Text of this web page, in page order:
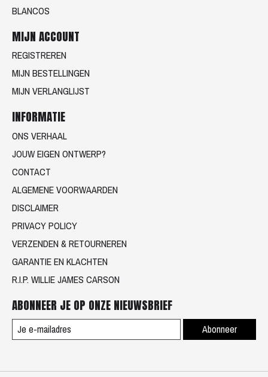
BLANCOS
MIJN ACCOUNT
REGISTREREN
MIJN BESTELLINGEN
MIJN VERLANGLIJST
INFORMATIE
ONS VERHAAL
JOUW EIGEN ONTWERP?
CONTACT
ALGEMENE VOORWAARDEN
DISCLAIMER
PRIVACY POLICY
VERZENDEN & RETOURNEREN
GARANTIE EN KLACHTEN
R.I.P. WILLIE JAMES CARSON
ABONNEER JE OP ONZE NIEUWSBRIEF
Abonneer